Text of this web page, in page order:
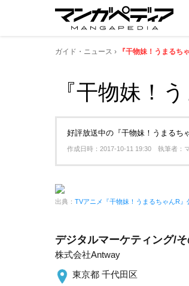
ガイド・ニュース 『干物妹！うまるち
『干物妹！
好評放送中の『干物妹！うまるち
作成日時：2017-10-11 19:30 執筆者：
出典： TVアニメ『干物妹！うまるちゃんR』
デジタルマーケティング/
株式会社Antway
東京都 千代田区